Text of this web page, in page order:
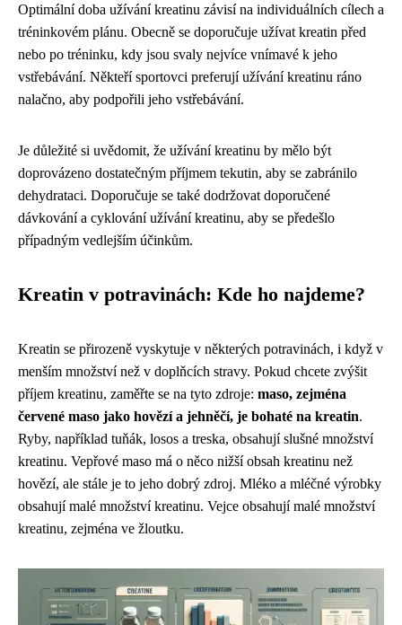
Optimální doba užívání kreatinu závisí na individuálních cílech a
tréninkovém plánu. Obecně se doporučuje užívat kreatin před
nebo po tréninku, kdy jsou svaly nejvíce vnímavé k jeho
vstřebávání. Někteří sportovci preferují užívání kreatinu ráno
nalačno, aby podpořili jeho vstřebávání.
Je důležité si uvědomit, že užívání kreatinu by mělo být
doprovázeno dostatečným příjmem tekutin, aby se zabránilo
dehydrataci. Doporučuje se také dodržovat doporučené
dávkování a cyklování užívání kreatinu, aby se předešlo
případným vedlejším účinkům.
Kreatin v potravinách: Kde ho najdeme?
Kreatin se přirozeně vyskytuje v některých potravinách, i když v
menším množství než v doplňcích stravy. Pokud chcete zvýšit
příjem kreatinu, zaměřte se na tyto zdroje: maso, zejména
červené maso jako hovězí a jehněčí, je bohaté na kreatin.
Ryby, například tuňák, losos a treska, obsahují slušné množství
kreatinu. Vepřové maso má o něco nižší obsah kreatinu než
hovězí, ale stále je to jeho dobrý zdroj. Mléko a mléčné výrobky
obsahují malé množství kreatinu. Vejce obsahují malé množství
kreatinu, zejména ve žloutku.